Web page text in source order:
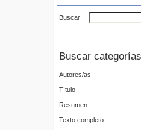
Buscar
Buscar categorías
Autores/as
Título
Resumen
Texto completo